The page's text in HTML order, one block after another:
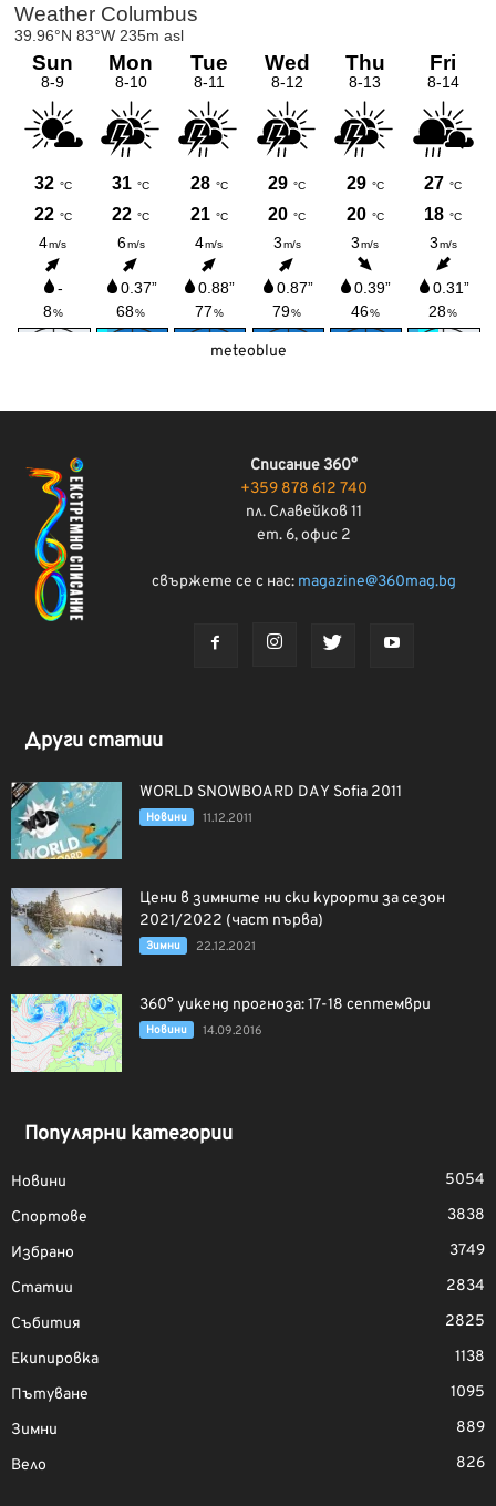
meteoblue
Списание 360°
+359 878 612 740
пл. Славейков 11
ет. 6, офис 2
свържете се с нас: magazine@360mag.bg
Други статии
WORLD SNOWBOARD DAY Sofia 2011
Новини 11.12.2011
Цени в зимните ни ски курорти за сезон
2021/2022 (част първа)
Зимни 22.12.2021
360° уикенд прогноза: 17-18 септември
Новини 14.09.2016
Популярни категории
Новини
5054
Спортове
3838
Избрано
3749
Статии
2834
Събития
2825
Екипировка
1138
Пътуване
1095
Зимни
889
Вело
826